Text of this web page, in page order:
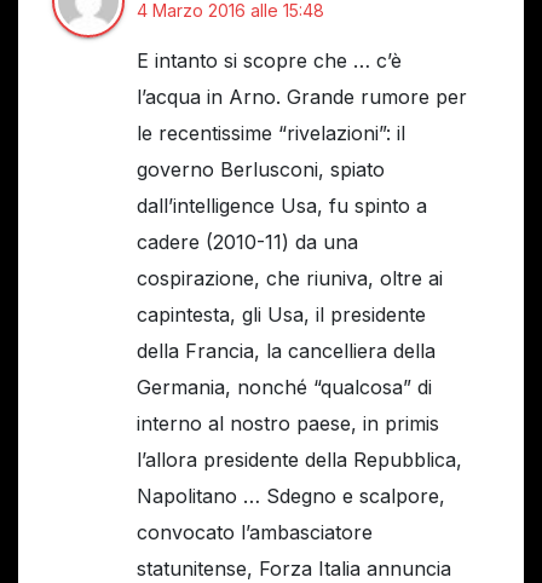
4 Marzo 2016 alle 15:48
E intanto si scopre che … c’è
l’acqua in Arno. Grande rumore per
le recentissime “rivelazioni”: il
governo Berlusconi, spiato
dall’intelligence Usa, fu spinto a
cadere (2010-11) da una
cospirazione, che riuniva, oltre ai
capintesta, gli Usa, il presidente
della Francia, la cancelliera della
Germania, nonché “qualcosa” di
interno al nostro paese, in primis
l’allora presidente della Repubblica,
Napolitano … Sdegno e scalpore,
convocato l’ambasciatore
statunitense, Forza Italia annuncia